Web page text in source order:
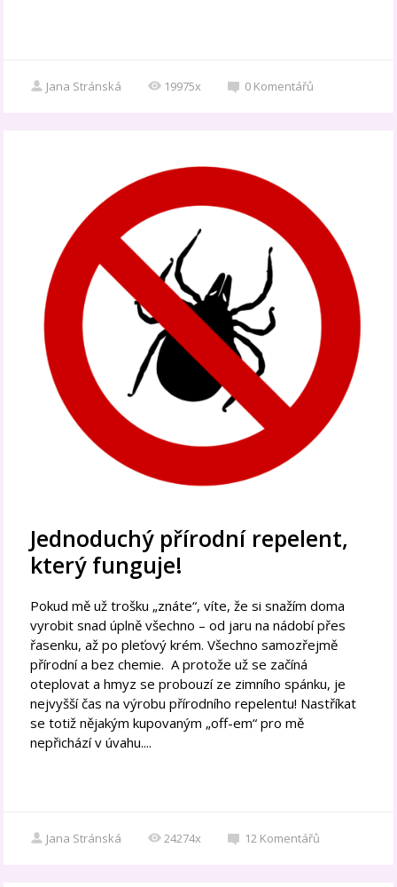
Jana Stránská 19975x 0 Komentářů
Jednoduchý přírodní repelent,
který funguje!
Pokud mě už trošku „znáte“, víte, že si snažím doma
vyrobit snad úplně všechno – od jaru na nádobí přes
řasenku, až po pleťový krém. Všechno samozřejmě
přírodní a bez chemie. A protože už se začíná
oteplovat a hmyz se probouzí ze zimního spánku, je
nejvyšší čas na výrobu přírodního repelentu! Nastříkat
se totiž nějakým kupovaným „off-em“ pro mě
nepřichází v úvahu....
Jana Stránská 24274x 12 Komentářů